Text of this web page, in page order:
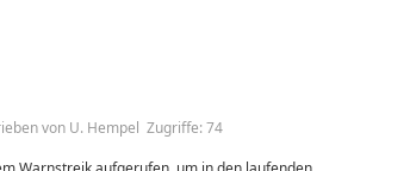
von U. Hempel Zugriffe: 74